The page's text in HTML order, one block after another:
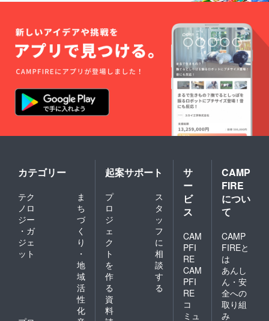
カテゴリー
テク
ノロ
ジー
・ガ
ジェ
ット
ま
ち
づ
く
り
・
地
域
活
性
化
起案サポート
プ
ロ
ジ
ェ
ク
ト
を
作
る
ス
タ
ッ
フ
に
相
談
す
る
資
料
サ
ー
ビ
ス
CAM
PFI
RE
CAM
PFI
RE
コ
ミュ
CAMP
FIRE
につい
て
CAMP
FIREと
は
あんし
ん・安
全への
取り組
み